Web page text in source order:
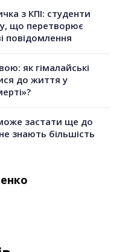
з КПІ: студенти
що перетворює
повідомлення
як гімалайські
до життя у
застати ще до
знають більшість